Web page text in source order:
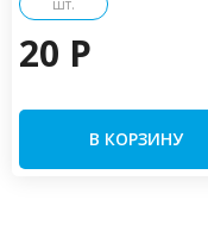
шт.
20 P
В КОРЗИНУ